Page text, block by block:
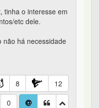
tinha o interesse em
etc dele.
não há necessidade
8
12
0